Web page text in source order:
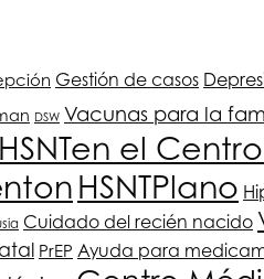
Gestión de casos
DSW Vacunas para la
HSNTen el
HSNTPlano
Cuidado del recién nacido
PrEP Ayuda para